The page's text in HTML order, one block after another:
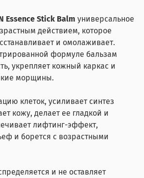
Essence Stick Balm универсальное
действием, которое
и омолаживает.
формуле бальзам
укрепляет кожный каркас и
морщины.
клеток, усиливает синтез
кожу, делает ее гладкой и
лифтинг-эффект,
и борется с возрастными
и не оставляет